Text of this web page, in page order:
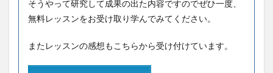
そうやって研究して成果の出た内容ですのでぜひ一度、
無料レッスンをお受け取り学んでみてください。
またレッスンの感想もこちらから受け付けています。